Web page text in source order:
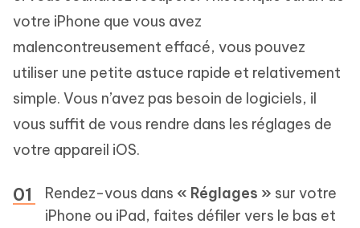
votre iPhone que vous avez
malencontreusement effacé, vous pouvez
utiliser une petite astuce rapide et relativement
simple. Vous n’avez pas besoin de logiciels, il
vous suffit de vous rendre dans les réglages de
votre appareil iOS.
Rendez-vous dans « Réglages » sur votre
iPhone ou iPad, faites défiler vers le bas et